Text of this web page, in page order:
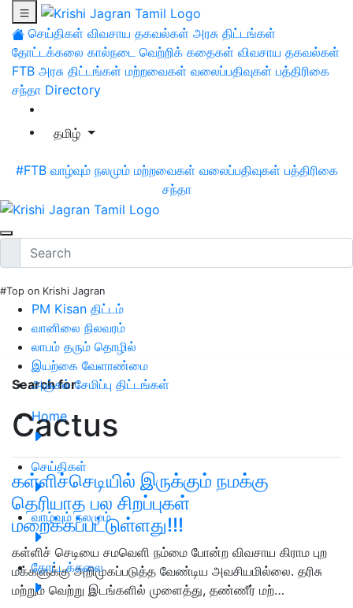
செய்திகள் விவசாய தகவல்கள் அரசு திட்டங்கள்
தோட்டக்கலை கால்நடை வெற்றிக் கதைகள் விவசாய தகவல்கள்
FTB அரசு திட்டங்கள் மற்றவைகள் வலைப்பதிவுகள் பத்திரிகை
சந்தா Directory
தமிழ்
#FTB வாழ்வும் நலமும் மற்றவைகள் வலைப்பதிவுகள் பத்திரிகை
சந்தா
#Top on Krishi Jagran
PM Kisan திட்டம்
வானிலை நிலவரம்
லாபம் தரும் தொழில்
இயற்கை வேளாண்மை
அஞ்சல் சேமிப்பு திட்டங்கள்
Home
செய்திகள்
வாழ்வும் நலமும்
தோட்டக்கலை
Search for:
Cactus
கள்ளிச்செடியில் இருக்கும் நமக்கு
தெரியாத பல சிறப்புகள்
மறைக்கப்பட்டுள்ளது!!!
கள்ளிச் செடியை சமவெளி நம்மை போன்ற விவசாய கிராம புற
மக்களுக்கு அறிமுகப்படுத்த வேண்டிய அவசியமில்லை. தரிசு
மற்றும் வெற்று இடங்களில் முளைத்து, தண்ணீர் மற்…